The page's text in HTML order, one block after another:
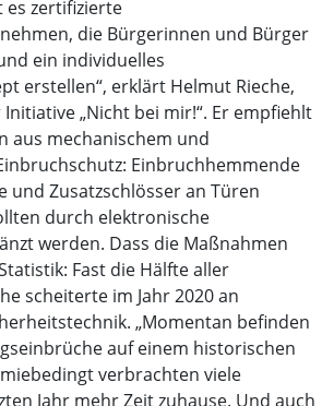
es zertifizierte
die Bürgerinnen und Bürger
ein individuelles
erstellen“, erklärt Helmut Rieche,
„Nicht bei mir!“. Er empfiehlt
aus mechanischem und
Einbruchhemmende
und Zusatzschlösser an Türen
durch elektronische
werden. Dass die Maßnahmen
Fast die Hälfte aller
scheiterte im Jahr 2020 an
„Momentan befinden
auf einem historischen
verbrachten viele
Jahr mehr Zeit zuhause. Und auch